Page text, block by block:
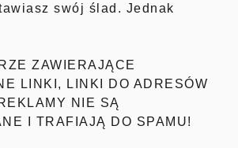
swój ślad. Jednak
ZAWIERAJĄCE
LINKI, LINKI DO ADRESÓW
NIE SĄ
I TRAFIAJĄ DO SPAMU!